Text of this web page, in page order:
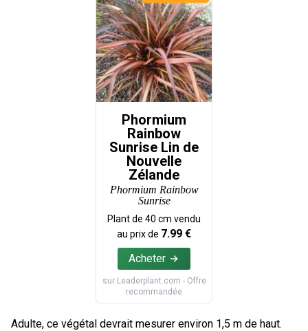
Phormium
Rainbow
Sunrise Lin de
Nouvelle
Zélande
Phormium Rainbow
Sunrise
Plant de 40 cm vendu
au prix de 7.99 €
Acheter
sur Leaderplant.com - Offre
recommandée
Adulte, ce végétal devrait mesurer environ 1,5 m de haut.